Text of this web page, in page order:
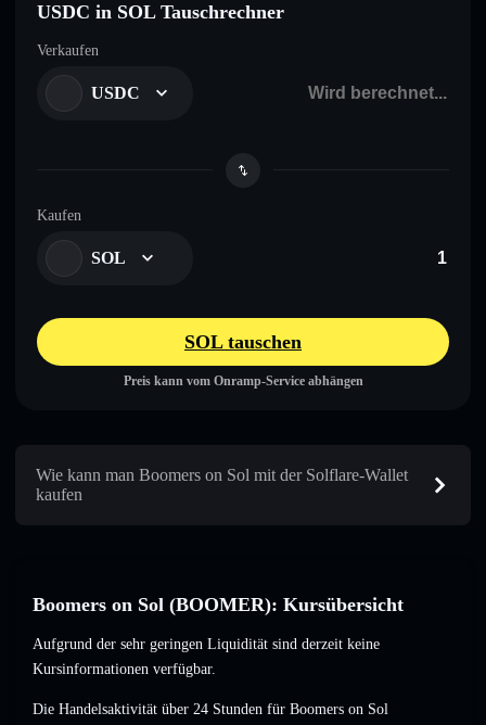
USDC in SOL Tauschrechner
Verkaufen
USDC
Kaufen
SOL
SOL tauschen
Preis kann vom Onramp-Service abhängen
Wie kann man Boomers on Sol mit der Solflare-Wallet
kaufen
Boomers on Sol (BOOMER): Kursübersicht
Aufgrund der sehr geringen Liquidität sind derzeit keine
Kursinformationen verfügbar.
Die Handelsaktivität über 24 Stunden für Boomers on Sol